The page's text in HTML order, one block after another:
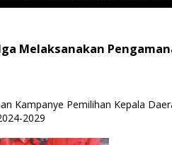
Melaksanakan
Kampanye Pemilihan Kepala
2029